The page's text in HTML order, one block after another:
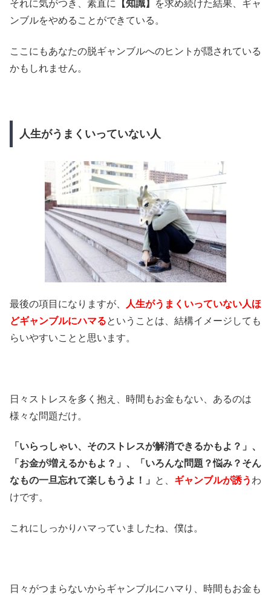
それに気がつき、素直に 【知識】
を求め続けた結果、ギャ
ンブルをやめることができている。
ここにもあなたの脱ギャンブルへのヒントが隠されている
かもしれません。
人生がうまくいっていない人
最後の項目になりますが、
人生がうまくいっていない人ほ
どギャンブルにハマるということは、結構イメージしても
らいやすいことと思います。
日々ストレスを多く抱え、時間もお金もない、あるのは
様々な問題だけ。
「いらっしゃい、そのストレスが解消できるかもよ？」、
「お金が増えるかもよ？」、「いろんな問題？悩み？そん
なもの一旦忘れて楽しもうよ！」
と、 ギャンブルが誘う わ
けです。
これにしっかりハマっていましたね、僕は。
日々がつまらないからギャンブルにハマり、時間もお金も